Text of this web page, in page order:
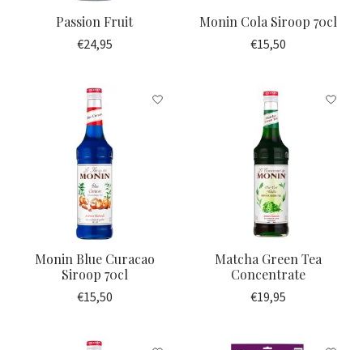
Passion Fruit
€24,95
Monin Cola Siroop 70cl
€15,50
Monin Blue Curacao
Siroop 70cl
€15,50
Matcha Green Tea
Concentrate
€19,95